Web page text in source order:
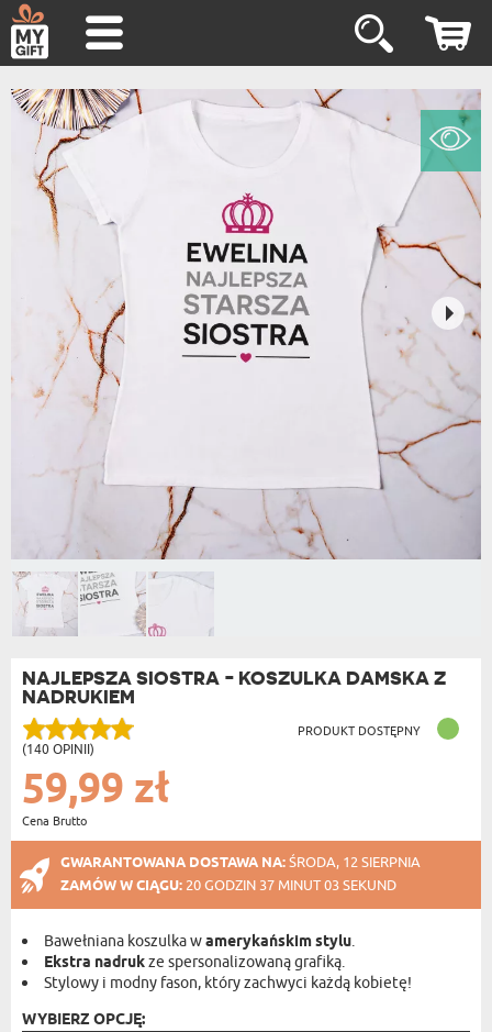
NAJLEPSZA SIOSTRA - KOSZULKA DAMSKA Z
NADRUKIEM
(140 OPINII)
PRODUKT DOSTĘPNY
59,99 zł
Cena Brutto
GWARANTOWANA DOSTAWA NA:ŚRODA, 12 SIERPNIA
ZAMÓW W CIĄGU: 20 GODZIN 37 MINUT 03 SEKUND
Bawełniana koszulka wamerykańskim stylu.
Ekstra nadrukze spersonalizowaną grafiką.
Stylowy i modny fason, który zachwyci każdą kobietę!
WYBIERZ OPCJĘ: